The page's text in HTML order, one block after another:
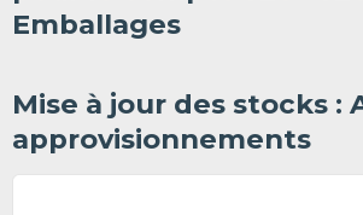
Emballages
Mise à jour des stocks :
approvisionnements